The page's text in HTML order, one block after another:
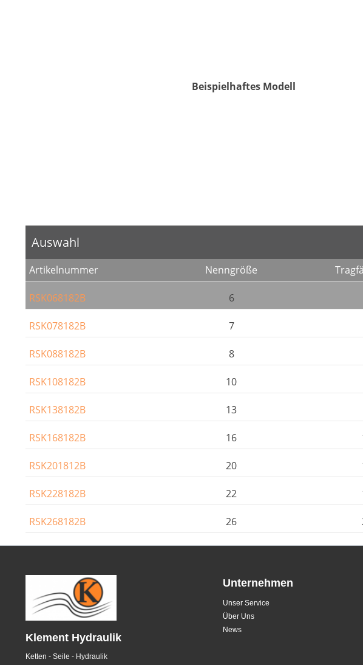
Beispielhaftes Modell
Auswahl
Artikelnummer Nenngröße
RSK068182B 6
RSK078182B 7
RSK088182B 8
RSK108182B 10
RSK138182B 13
RSK168182B 16
RSK201812B 20
RSK228182B 22
RSK268182B 26
Klement Hydraulik
Ketten - Seile - Hydraulik
Unternehmen
Unser Service
Über Uns
News